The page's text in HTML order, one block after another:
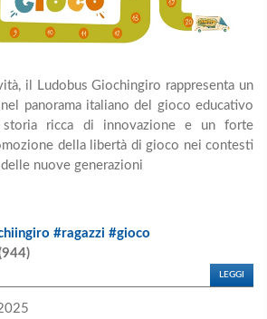
il Ludobus Giochingiro rappresenta un
panorama italiano del gioco educativo
storia ricca di innovazione e un forte
della libertà di gioco nei contesti
nuove generazioni
#ragazzi #gioco
LEGGI